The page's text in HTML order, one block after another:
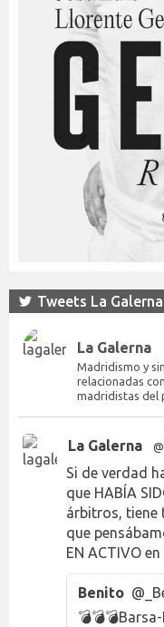
Tweets La Galerna
La Galerna
Madridismo y
relacionadas
madridistas del
La Galerna
Si de verdad
que HABÍA
árbitros, tiene
que
EN ACTIVO
Benito